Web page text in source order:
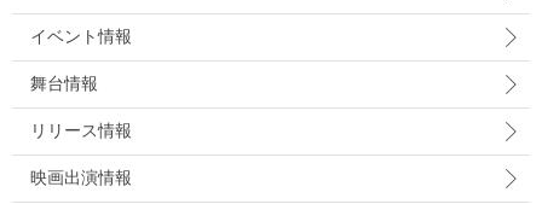
イベント情報
舞台情報
リリース情報
映画出演情報